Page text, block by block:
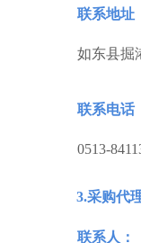
联系地址
如东县掘
联系电话
0513-
3.采购代
联系人：